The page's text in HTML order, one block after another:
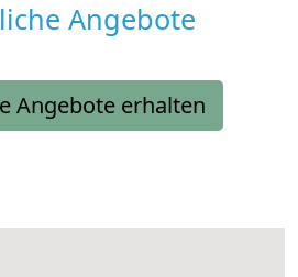
Angebote
Angebote erhalten